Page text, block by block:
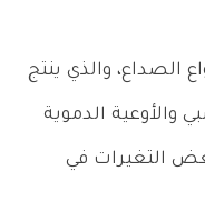
الصداع، والذي ينتج
والأوعية الدموية
التغيرات في